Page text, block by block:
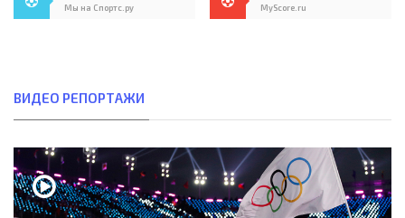
Мы на Спортс.ру
MyScore.ru
ВИДЕО РЕПОРТАЖИ